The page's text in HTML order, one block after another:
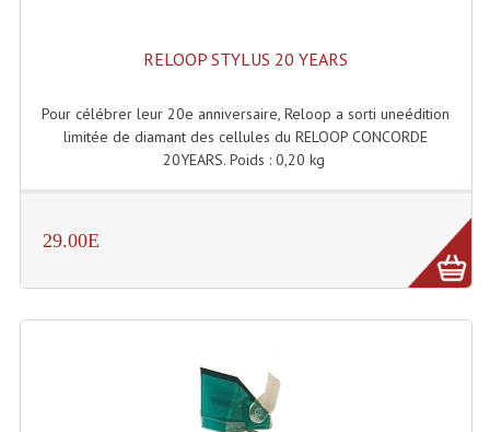
Pendrillon Et Ossature
Pieds De Levage
Structures
RELOOP STYLUS 20 YEARS
Pour célébrer leur 20e anniversaire, Reloop a sorti uneédition
limitée de diamant des cellules du RELOOP CONCORDE
20YEARS. Poids : 0,20 kg
29.00E